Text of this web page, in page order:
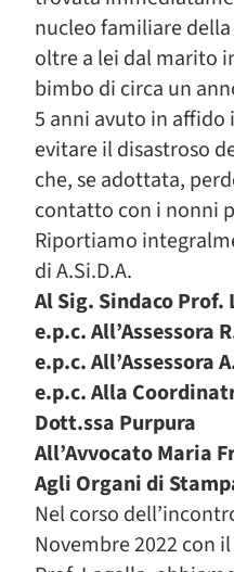
nucleo familiare
oltre a lei dal marito
bimbo di circa un
5 anni avuto in
evitare il disastroso
che, se adottata,
contatto con i nonni
Riportiamo
di A.Si.D.A.
Al Sig. Sindaco Prof.
e.p.c. All’Assessora
e.p.c. All’Assessora
e.p.c. Alla
Dott.ssa Purpura
All’Avvocato Maria
Agli Organi di
Nel corso
Novembre 2022 con